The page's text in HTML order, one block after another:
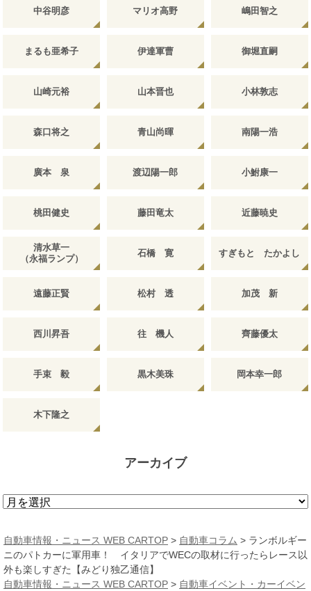
中谷明彦 マリオ高野 嶋田智之
まるも亜希子 伊達軍曹 御堀直嗣
山崎元裕 山本晋也 小林敦志
森口将之 青山尚暉 南陽一浩
廣本 泉 渡辺陽一郎 小鮒康一
桃田健史 藤田竜太 近藤暁史
清水草一
（永福ランプ）
石橋 寛 すぎもと たかよし
遠藤正賢 松村 透 加茂 新
西川昇吾 往 機人 齊藤優太
手束 毅 黒木美珠 岡本幸一郎
木下隆之
アーカイブ
ア
カ
イ
ブ
自動車情報・ニュース WEB CARTOP > 自動車コラム > ランボルギー
ニのパトカーに軍用車！ イタリアでWECの取材に行ったらレース以
外も楽しすぎた【みどり独乙通信】
自動車情報・ニュース WEB CARTOP > 自動車イベント・カーイベン